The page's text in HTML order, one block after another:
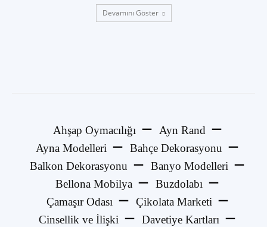
Devamını Göster
Ahşap Oymacılığı
Ayn Rand
Ayna Modelleri
Bahçe Dekorasyonu
Balkon Dekorasyonu
Banyo Modelleri
Bellona Mobilya
Buzdolabı
Çamaşır Odası
Çikolata Marketi
Cinsellik ve İlişki
Davetiye Kartları